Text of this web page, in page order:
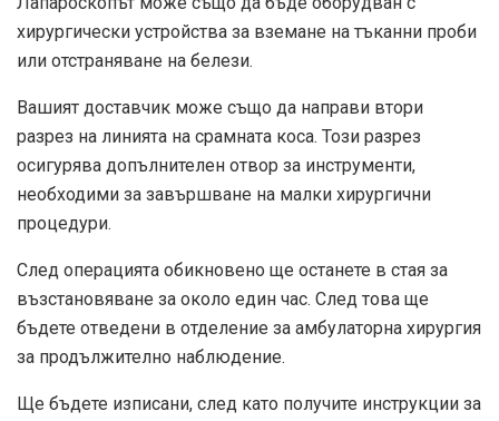
хирургически устройства за вземане на тъканни проби
или отстраняване на белези.
Вашият доставчик може също да направи втори
разрез на линията на срамната коса. Този разрез
осигурява допълнителен отвор за инструменти,
необходими за завършване на малки хирургични
процедури.
След операцията обикновено ще останете в стая за
възстановяване за около един час. След това ще
бъдете отведени в отделение за амбулаторна хирургия
за продължително наблюдение.
Ще бъдете изписани, след като получите инструкции за